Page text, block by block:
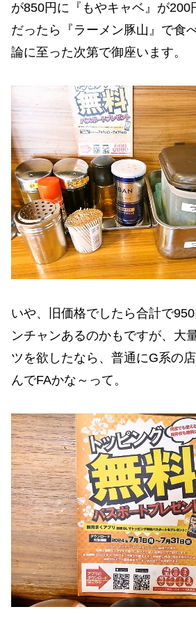
が850円に『もやキャベ』が200
だったら『ラーメン豚山』で食
論に至った次第で御座います。
いや、旧価格でしたら合計で
ンチャンあるのかもですが、大
ツを欲したなら、普通にG系の
んでFAかな～って。